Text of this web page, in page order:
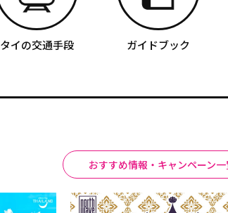
タイの交通手段 ガイドブック
おすすめ情報・キャンペーン